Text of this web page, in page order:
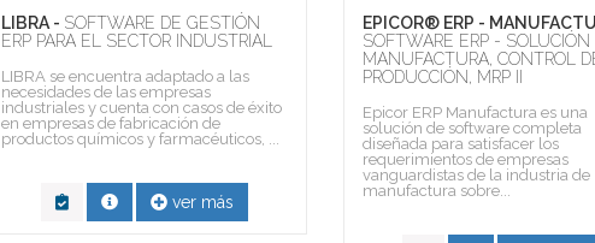
LIBRA - SOFTWARE DE GESTIÓN
ERP PARA EL SECTOR INDUSTRIAL
LIBRA se encuentra adaptado a las
necesidades de las empresas
industriales y cuenta con casos de éxito
en empresas de fabricación de
productos químicos y farmacéuticos, ...
ver más
EPICOR® ERP -
SOFTWARE ERP - SOLUCIÓN
MANUFACTURA, CONTROL
PRODUCCIÓN, MRP II
Epicor ERP Manufactura es una
solución de software completa
diseñada para satisfacer los
requerimientos de empresas
vanguardistas de la industria de
manufactura sobre...